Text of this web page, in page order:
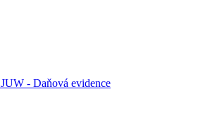
JUW - Daňová evidence